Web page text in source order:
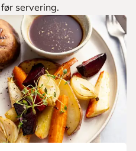
servering.